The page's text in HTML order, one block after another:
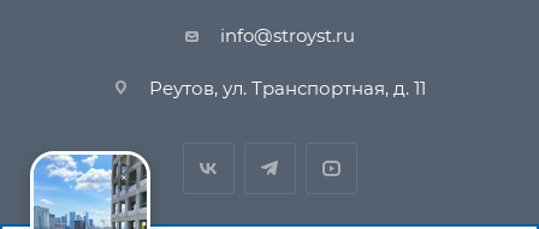
info@stroyst.ru
Реутов, ул. Транспортная, д. 11